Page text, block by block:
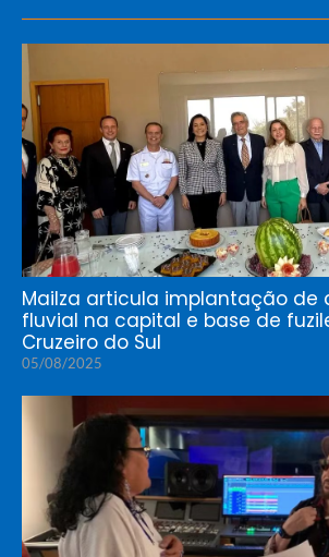
Mailza articula implantação de
fluvial na capital e base de
Cruzeiro do Sul
05/08/2025